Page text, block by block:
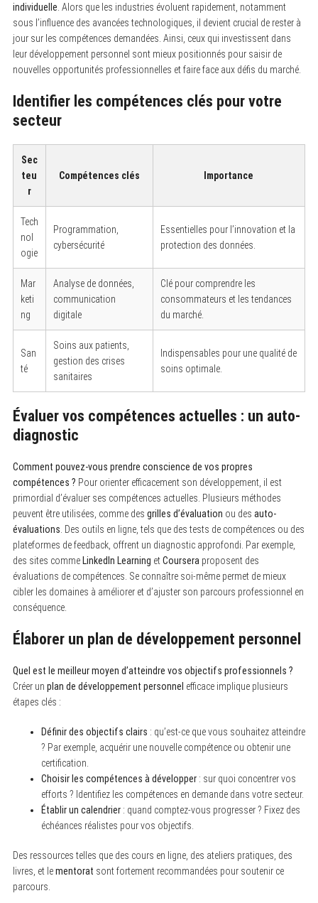
individuelle . Alors que les industries évoluent rapidement, notamment
sous l’influence des avancées technologiques, il devient crucial de rester à
jour sur les compétences demandées. Ainsi, ceux qui investissent dans
leur développement personnel sont mieux positionnés pour saisir de
nouvelles opportunités professionnelles et faire face aux défis du marché.
Identifier les compétences clés pour votre
secteur
Sec
teu
r
Compétences clés Importance
Tech
nol
ogie
Programmation,
cybersécurité
Essentielles pour l’innovation et la
protection des données.
Mar
keti
ng
Analyse de données,
communication
digitale
Clé pour comprendre les
consommateurs et les tendances
du marché.
San
té
Soins aux patients,
gestion des crises
sanitaires
Indispensables pour une qualité de
soins optimale.
Évaluer vos compétences actuelles : un auto-
diagnostic
Comment pouvez-vous prendre conscience de vos propres
compétences ? Pour orienter efficacement son développement, il est
primordial d’évaluer ses compétences actuelles. Plusieurs méthodes
peuvent être utilisées, comme des grilles d’évaluation ou des auto-
évaluations . Des outils en ligne, tels que des tests de compétences ou des
plateformes de feedback, offrent un diagnostic approfondi. Par exemple,
des sites comme LinkedIn Learning etCoursera proposent des
évaluations de compétences. Se connaître soi-même permet de mieux
cibler les domaines à améliorer et d’ajuster son parcours professionnel en
conséquence.
Élaborer un plan de développement personnel
Quel est le meilleur moyen d’atteindre vos objectifs professionnels ?
Créer un plan de développement personnel efficace implique plusieurs
étapes clés :
Définir des objectifs clairs : qu’est-ce que vous souhaitez atteindre
? Par exemple, acquérir une nouvelle compétence ou obtenir une
certification.
Choisir les compétences à développer: sur quoi concentrer vos
efforts ? Identifiez les compétences en demande dans votre secteur.
Établir un calendrier: quand comptez-vous progresser ? Fixez des
échéances réalistes pour vos objectifs.
Des ressources telles que des cours en ligne, des ateliers pratiques, des
livres, et lementorat sont fortement recommandées pour soutenir ce
parcours.
S
r
c